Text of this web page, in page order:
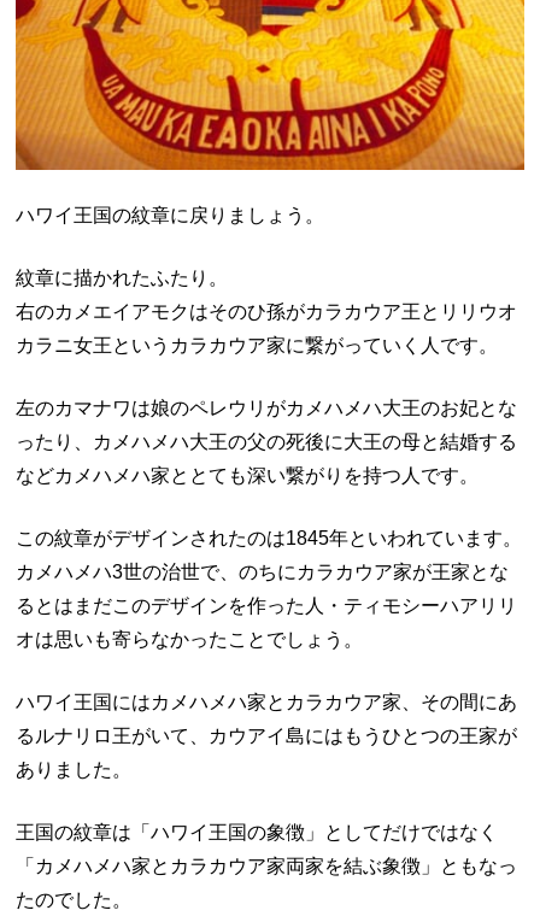
ハワイ王国の紋章に戻りましょう。
紋章に描かれたふたり。
右のカメエイアモクはそのひ孫がカラカウア王とリリウオ
カラニ女王というカラカウア家に繋がっていく人です。
左のカマナワは娘のペレウリがカメハメハ大王のお妃とな
ったり、カメハメハ大王の父の死後に大王の母と結婚する
などカメハメハ家ととても深い繋がりを持つ人です。
この紋章がデザインされたのは1845年といわれています。
カメハメハ3世の治世で、のちにカラカウア家が王家とな
るとはまだこのデザインを作った人・ティモシーハアリリ
オは思いも寄らなかったことでしょう。
ハワイ王国にはカメハメハ家とカラカウア家、その間にあ
るルナリロ王がいて、カウアイ島にはもうひとつの王家が
ありました。
王国の紋章は「ハワイ王国の象徴」としてだけではなく
「カメハメハ家とカラカウア家両家を結ぶ象徴」ともなっ
たのでした。